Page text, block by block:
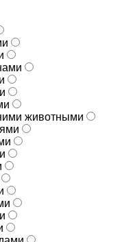
животными